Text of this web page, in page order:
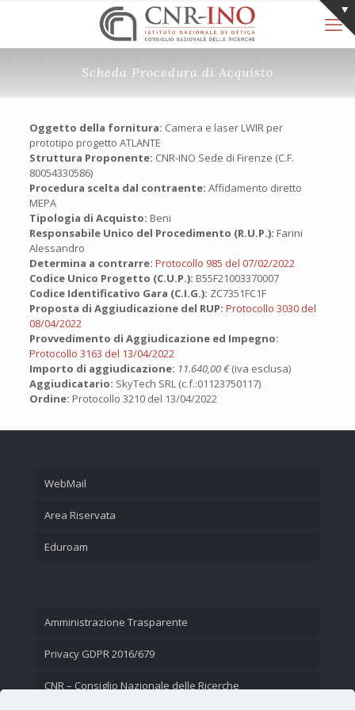
Scheda Procedura di Acquisto
Oggetto della fornitura: Camera e laser LWIR per
prototipo progetto ATLANTE
Struttura Proponente: CNR-INO Sede di Firenze (C.F.
80054330586)
Procedura scelta dal contraente: Affidamento diretto
MEPA
Tipologia di Acquisto: Beni
Responsabile Unico del Procedimento (R.U.P.): Farini
Alessandro
Determina a contrarre: Protocollo 985 del 07/02/2022
Codice Unico Progetto (C.U.P.): B55F21003370007
Codice Identificativo Gara (C.I.G.): ZC7351FC1F
Proposta di Aggiudicazione del RUP: Protocollo 3030 del
08/04/2022
Provvedimento di Aggiudicazione ed Impegno:
Protocollo 3163 del 13/04/2022
Importo di aggiudicazione: 11.640,00 €(iva esclusa)
Aggiudicatario: SkyTech SRL (c.f.:01123750117)
Ordine: Protocollo 3210 del 13/04/2022
WebMail
Area Riservata
Eduroam
Amministrazione Trasparente
Privacy GDPR 2016/679
CNR – Consiglio Nazionale delle Ricerche